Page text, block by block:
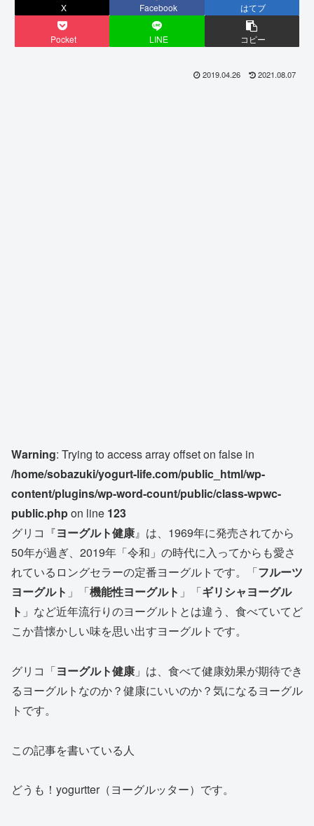
X Facebook はてブ
Pocket LINE コピー
2019.04.26 2021.08.07
Warning: Trying to access array offset on false in
/home/sobazuki/yogurt-life.com/public_html/wp-
content/plugins/wp-word-count/public/class-wpwc-
public.phpon line 123
グリコ『ヨーグルト健康』は、1969年に発売されてから
50年が過ぎ、2019年「令和」の時代に入ってからも愛さ
れているロングセラーの定番ヨーグルトです。「フルーツ
ヨーグルト 」「機能性ヨーグルト 」「ギリシャヨーグル
ト 」など近年流行りのヨーグルトとは違う、食べていてど
こか昔懐かしい味を思い出すヨーグルトです。
グリコ「ヨーグルト健康 」は、食べて健康効果が期待でき
るヨーグルトなのか？健康にいいのか？気になるヨーグル
トです。
この記事を書いている人
どうも！yogurtter（ヨーグルッター）です。